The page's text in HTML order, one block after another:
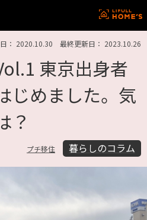
： 2020.10.30 最終更新日： 2023.10.26
東京出身者
じめました。気
？
プチ移住 暮らしのコラム